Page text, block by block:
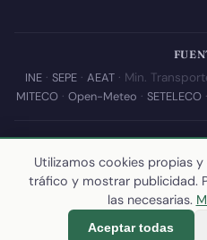
INE· SEPE· AEAT· Min.
MITECO· Open-Meteo · SETELECO·
© 2026 Callejear.com —
abiertos. Desarrollado y
Última actualización de esta
calculamos
Utilizamos cookies propias
tráfico y mostrar publicidad.
las necesarias.
Aceptar todas